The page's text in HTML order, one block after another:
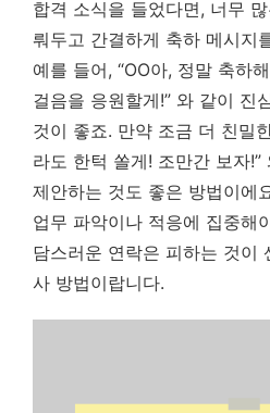
합격 소식을 들었다면, 너무
뤄두고 간결하게 축하 메시지
예를 들어, “OO아, 정말 축하
걸음을 응원할게!” 와 같이 진
것이 좋죠. 만약 조금 더 친밀
라도 한턱 쏠게! 조만간 보자
제안하는 것도 좋은 방법이에
업무 파악이나 적응에 집중해
담스러운 연락은 피하는 것이
사 방법이랍니다.